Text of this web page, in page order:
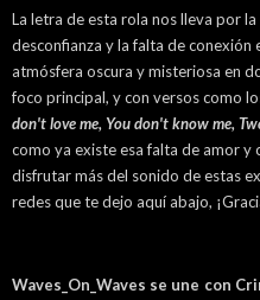
La letra de esta rola nos lleva por
desconfianza y la falta de conexión
atmósfera oscura y misteriosa en
foco principal, y con versos como
don't love me, You don't know me,
como ya existe esa falta de amor y
disfrutar más del sonido de estas
redes que te dejo aquí abajo,
Waves_On_Waves se une con